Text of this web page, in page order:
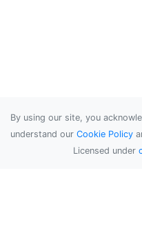
By using our site, you
understand our Cookie Policy
Licensed under